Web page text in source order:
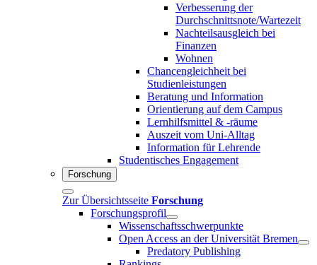
Verbesserung der
Durchschnittsnote/Wartezeit
Nachteilsausgleich bei
Finanzen
Wohnen
Chancengleichheit bei
Studienleistungen
Beratung und Information
Orientierung auf dem Campus
Lernhilfsmittel & -räume
Auszeit vom Uni-Alltag
Information für Lehrende
Studentisches Engagement
Forschung
Zur Übersichtsseite Forschung
Forschungsprofil
Wissenschaftsschwerpunkte
Open Access an der Universität Bremen
Predatory Publishing